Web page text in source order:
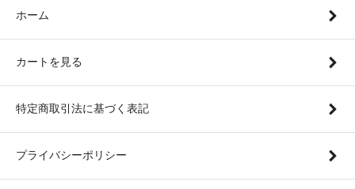
ホーム
カートを見る
特定商取引法に基づく表記
プライバシーポリシー